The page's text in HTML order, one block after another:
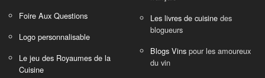
Foire Aux Questions
Logo personnalisable
Le jeu des Royaumes de la
Cuisine
Les livres de cuisine des
blogueurs
Blogs Vins pour les amoureux
du vin